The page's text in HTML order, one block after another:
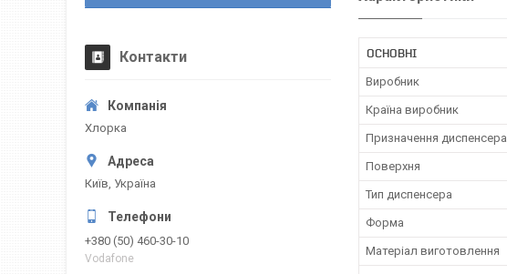
ОСНОВНІ
Виробник
Країна виробник
Призначення диспенсера
Поверхня
Тип диспенсера
Форма
Матеріал виготовлення
Контакти
Хлорка
Київ, Україна
+380 (50) 460-30-10
Vodafone